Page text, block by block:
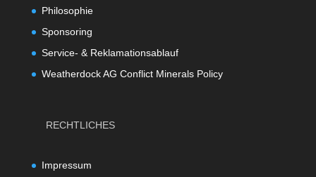
Philosophie
Sponsoring
Service- & Reklamationsablauf
Weatherdock AG Conflict Minerals Policy
RECHTLICHES
Impressum